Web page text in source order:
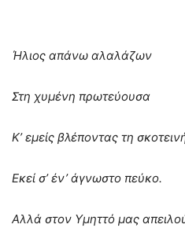
Ήλιος απάνω αλαλάζων
Στη χυμένη πρωτεύουσα
Κ’ εμείς βλέποντας τη
Εκεί σ’ έν’ άγνωστο πεύκο.
Αλλά στον Υμηττό μας